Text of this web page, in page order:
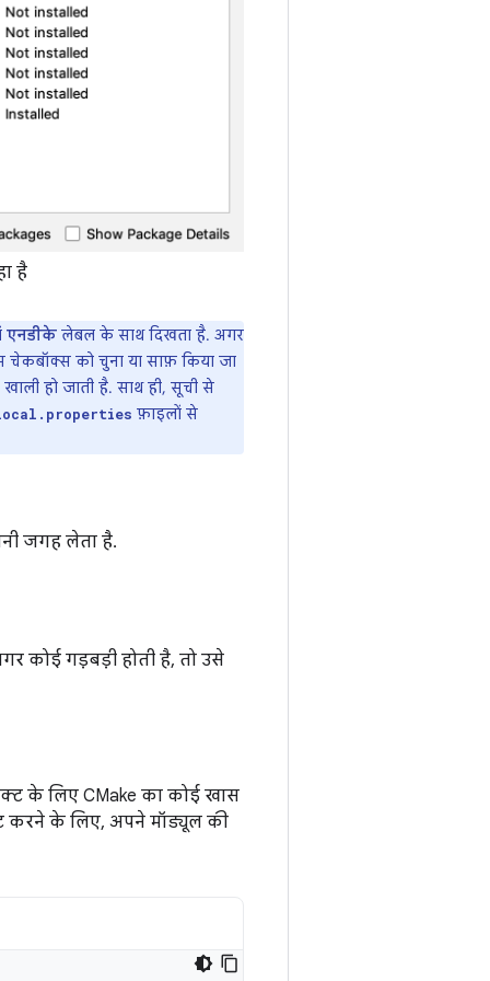
है
एनडीके लेबल के साथ दिखता है. अगर
चेकबॉक्स को चुना या साफ़ किया जा
हो जाती है. साथ ही, सूची से
फ़ाइलों से
जगह लेता है.
कोई गड़बड़ी होती है, तो उसे
के लिए CMake का कोई खास
करने के लिए, अपने मॉड्यूल की